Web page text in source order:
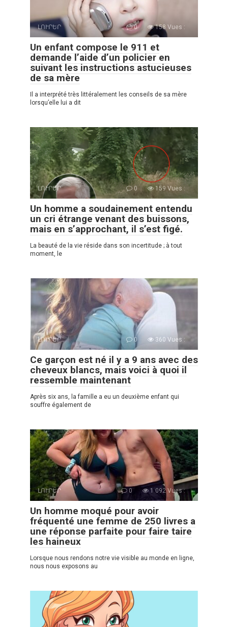
ԼՈՒՐԵՐ 0 158 Vues :
Un enfant compose le 911 et
demande l’aide d’un policier en
suivant les instructions astucieuses
de sa mère
Il a interprété très littéralement les conseils de sa mère
lorsqu’elle lui a dit
ԼՈՒՐԵՐ 0 159 Vues :
Un homme a soudainement entendu
un cri étrange venant des buissons,
mais en s’approchant, il s’est figé.
La beauté de la vie réside dans son incertitude ; à tout
moment, le
ԼՈՒՐԵՐ 0 360 Vues :
Ce garçon est né il y a 9 ans avec des
cheveux blancs, mais voici à quoi il
ressemble maintenant
Après six ans, la famille a eu un deuxième enfant qui
souffre également de
ԼՈՒՐԵՐ 0 1 092 Vues :
Un homme moqué pour avoir
fréquenté une femme de 250 livres a
une réponse parfaite pour faire taire
les haineux
Lorsque nous rendons notre vie visible au monde en ligne,
nous nous exposons au